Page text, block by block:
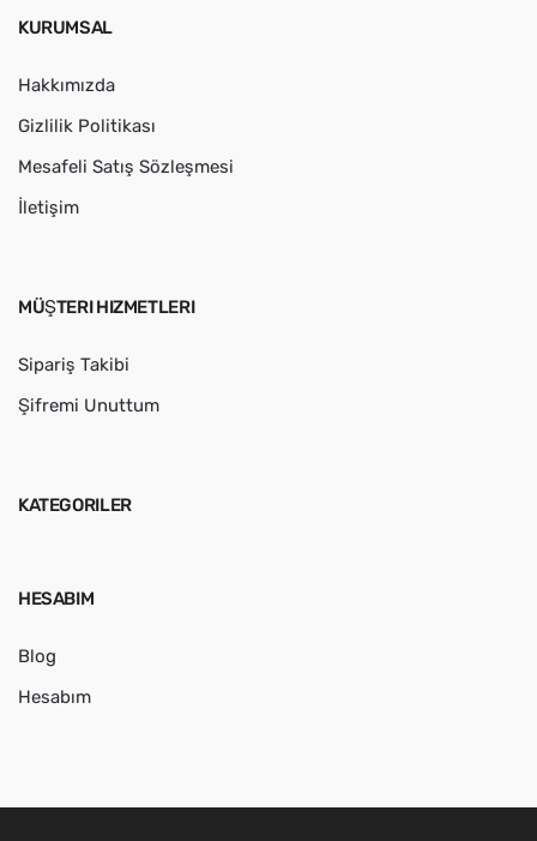
KURUMSAL
Hakkımızda
Gizlilik Politikası
Mesafeli Satış Sözleşmesi
İletişim
MÜŞTERI HIZMETLERI
Sipariş Takibi
Şifremi Unuttum
KATEGORILER
HESABIM
Blog
Hesabım